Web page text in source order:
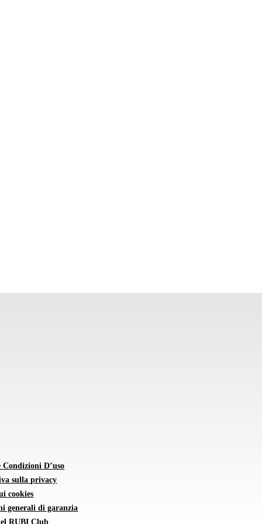
Condizioni D’uso
sulla privacy
cookies
generali di garanzia
RUBI Club